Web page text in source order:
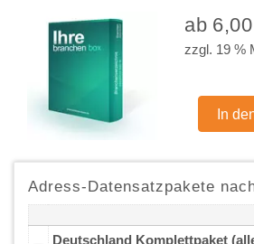
ab
zzgl. 19 %
Adress-Datensatzpakete
Deutschland Komplettpaket